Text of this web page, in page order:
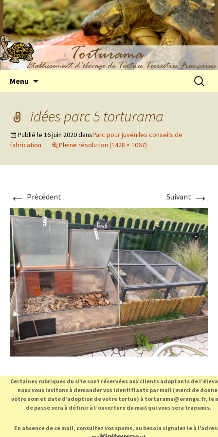
Elevage de tortues terrestres françaises
Hermann
Menu
idées parc 5 torturama
Publié le 16 juin 2020dansParc pour juvéniles conseils de
fabrication
Pleine résolution (1428 × 1067)
← Précédent Suivant →
Certaines rubriques du site sont réservées aux clients adoptants de
nous vous invitons à demander vos identifiants par mail (merci de
votre nom et date d’adoption de votre tortue) à torturama@orange.fr, le
de passe sera à définir à l’ouverture du mail qui vous sera transmis.
En absence de ce mail, consultez vos spams, au besoin signalez le à